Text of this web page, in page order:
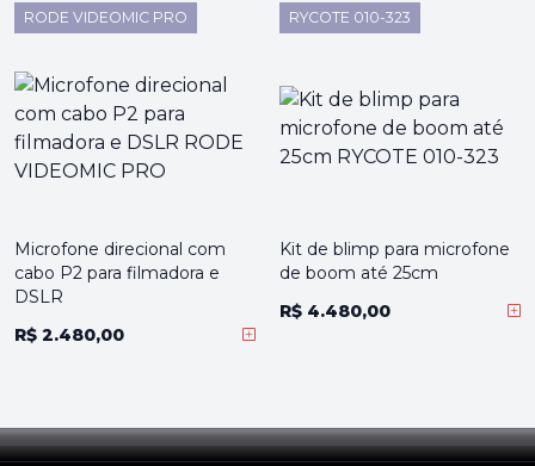
RODE VIDEOMIC PRO
Microfone direcional com
cabo P2 para filmadora e
DSLR
R$ 2.480,00
RYCOTE 010-323
Kit de blimp para microfone
de boom até 25cm
R$ 4.480,00